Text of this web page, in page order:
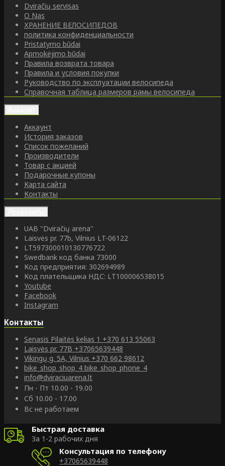
Dviračių servisas
O Nas
ХРАНЕНИЕ ВЕЛОСИПЕДОВ
политика конфиденциальности
Pristatymo būdai
Apmokėjimo būdai
Правила возврата товара
Правила и условия покупки
Руководство по эксплуатации велосипеда
Справочная таблица размеров рамы велосипеда
Аккаунт
История заказов
Список пожеланий
Производители
Товар с акцией
Подарочные купоны
Карта сайта
Контакты
UAB "Dviračių arena"
Laisvės pr. 77b, Vilnius LT-06122
LT597300010130776722
Swedbank код банка 73000
Код предприятия: 302694989
Код плательщика НДС: LT100006538015
Youtube
Facebook
Instagram
Контакты
Senasis Pilaitės kelias 1 +370 613 55063
Laisvės pr. 77B +37065639448
Vikingų g. 5A, Vilnius +370 662 98612
bike_shop_shop_4 bike_shop_phone_4
info@dviraciuarena.lt
Пн - Пт 10.00 - 19.00
Сб 10.00 - 17.00
Вс не работаем
Быстрая доставка
За 1-2 рабочих дня
Консультация по телефону
+37065639448